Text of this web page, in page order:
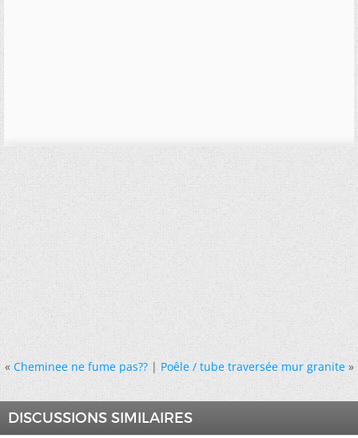
« Cheminee ne fume pas??|Poêle / tube traversée mur granite »
DISCUSSIONS SIMILAIRES